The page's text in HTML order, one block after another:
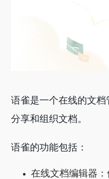
语雀是一个在线的文档
分享和组织文档。
语雀的功能包括：
在线文档编辑器